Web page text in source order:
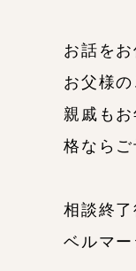
お話を
お父様
親戚も
格なら
相談終
ベルマ